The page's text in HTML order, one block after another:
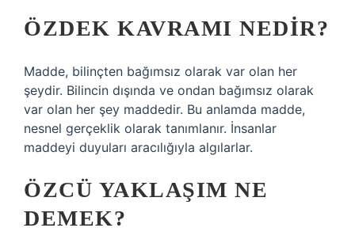
ÖZDEK KAVRAMI NEDIR?
Madde, bilinçten bağımsız olarak var olan her
şeydir. Bilincin dışında ve ondan bağımsız olarak
var olan her şey maddedir. Bu anlamda madde,
nesnel gerçeklik olarak tanımlanır. İnsanlar
maddeyi duyuları aracılığıyla algılarlar.
ÖZCÜ YAKLAŞIM NE
DEMEK?